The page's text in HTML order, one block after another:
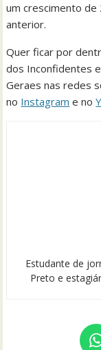
um crescimento
anterior.
Quer ficar por
dos Inconfidentes
Geraes nas redes
no Instagram e no
Estudante de
Preto e